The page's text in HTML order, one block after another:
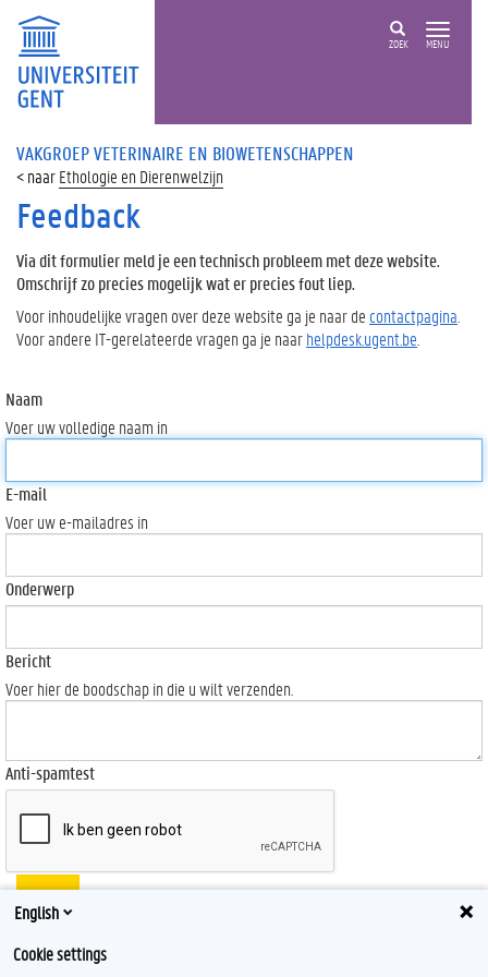
ZOEK MENU
VAKGROEP VETERINAIRE EN BIOWETENSCHAPPEN
Ethologie en Dierenwelzijn
Feedback
Via dit formulier meld je een technisch probleem met deze website.
Omschrijf zo precies mogelijk wat er precies fout liep.
Voor inhoudelijke vragen over deze website ga je naar de contactpagina
Voor andere IT-gerelateerde vragen ga je naarhelpdesk.ugent.be
Naam
Voer uw volledige naam in
E-mail
Voer uw e-mailadres in
Onderwerp
Bericht
Voer hier de boodschap in die u wilt verzenden.
Anti-spamtest
Send
English
Cookie settings